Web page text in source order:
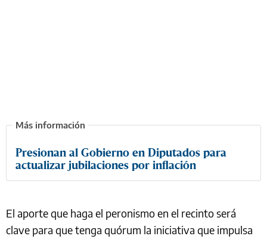
Presionan al Gobierno en Diputados para
actualizar jubilaciones por inflación
El aporte que haga el peronismo en el recinto será
clave para que tenga quórum la iniciativa que impulsa